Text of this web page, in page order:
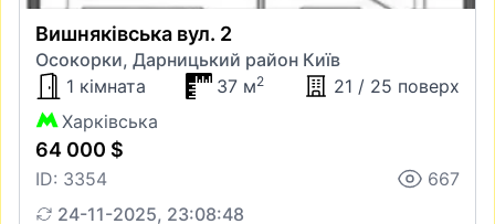
Вишняківська вул. 2
Осокорки, Дарницький район Київ
1 кімната
37 м2
21 / 25 поверх
Харківська
64 000 $
ID: 3354
667
24-11-2025, 23:08:48